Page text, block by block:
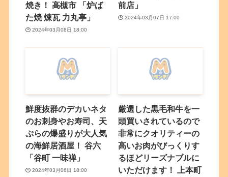
焼き！ 高槻市 「炉ば
た焼 煉瓦 力丸亭」
2024年03月08日 18:00
前店」
2024年03月07日 17:00
鮮度抜群のデカいネタ
のお刺身やお寿司、天
ぷらの爆盛りが大人気
の海鮮居酒屋！ 谷六
「谷町 一味禅」
2024年03月06日 18:00
厳選した黒毛和牛を一
頭買いされているので
非常にクオリティーの
高いお肉がびっくりす
るほどリーズナブルに
いただけます！ 上本町